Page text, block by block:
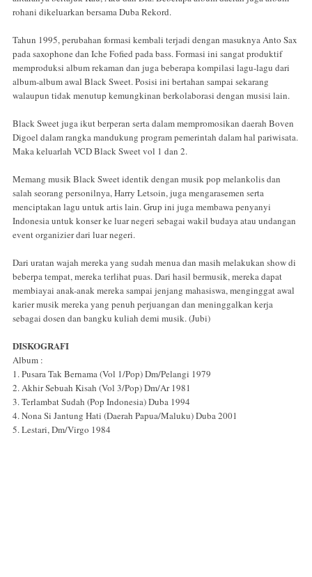
rohani dikeluarkan bersama Duba Rekord.
Tahun 1995, perubahan formasi kembali terjadi dengan masuknya Anto Sax
pada saxophone dan Iche Fofied pada bass. Formasi ini sangat produktif
memproduksi album rekaman dan juga beberapa kompilasi lagu-lagu dari
album-album awal Black Sweet. Posisi ini bertahan sampai sekarang
walaupun tidak menutup kemungkinan berkolaborasi dengan musisi lain.
Black Sweet juga ikut berperan serta dalam mempromosikan daerah Boven
Digoel dalam rangka mandukung program pemerintah dalam hal pariwisata.
Maka keluarlah VCD Black Sweet vol 1 dan 2.
Memang musik Black Sweet identik dengan musik pop melankolis dan
salah seorang personilnya, Harry Letsoin, juga mengarasemen serta
menciptakan lagu untuk artis lain. Grup ini juga membawa penyanyi
Indonesia untuk konser ke luar negeri sebagai wakil budaya atau undangan
event organizier dari luar negeri.
Dari uratan wajah mereka yang sudah menua dan masih melakukan show di
beberpa tempat, mereka terlihat puas. Dari hasil bermusik, mereka dapat
membiayai anak-anak mereka sampai jenjang mahasiswa, menginggat awal
karier musik mereka yang penuh perjuangan dan meninggalkan kerja
sebagai dosen dan bangku kuliah demi musik. (Jubi)
DISKOGRAFI
Album :
1. Pusara Tak Bernama (Vol 1/Pop) Dm/Pelangi 1979
2. Akhir Sebuah Kisah (Vol 3/Pop) Dm/Ar 1981
3. Terlambat Sudah (Pop Indonesia) Duba 1994
4. Nona Si Jantung Hati (Daerah Papua/Maluku) Duba 2001
5. Lestari, Dm/Virgo 1984